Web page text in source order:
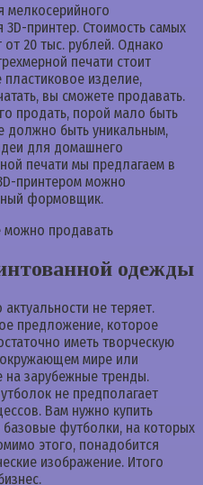
мелкосерийного
принтер. Стоимость самых
20 тыс. рублей. Однако
печати стоит
изделие,
вы сможете продавать.
продать, порой мало быть
должно быть уникальным,
для домашнего
печати мы предлагаем в
принтером можно
формовщик.
одежды
не теряет.
предложение, которое
иметь творческую
мире или
на зарубежные тренды.
не предполагает
Вам нужно купить
футболки, на которых
этого, понадобится
изображение. Итого